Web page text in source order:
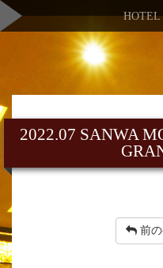
HOTEL
2022.07 SANWA
前